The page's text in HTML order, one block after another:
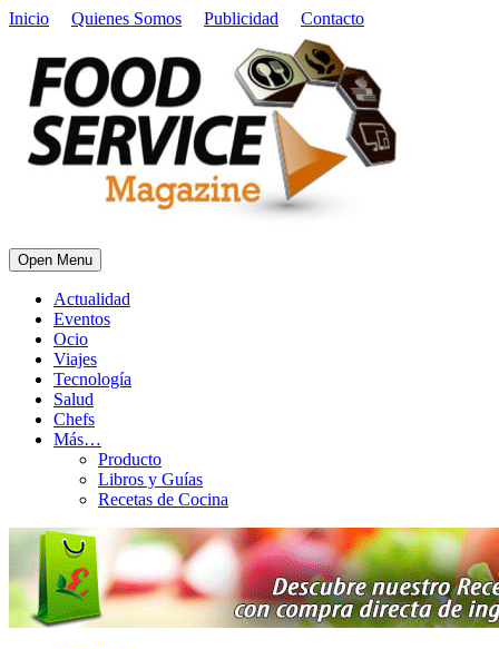
Inicio Quienes Somos Publicidad Contacto
Open Menu
Actualidad
Eventos
Ocio
Viajes
Tecnología
Salud
Chefs
Más…
Producto
Libros y Guías
Recetas de Cocina